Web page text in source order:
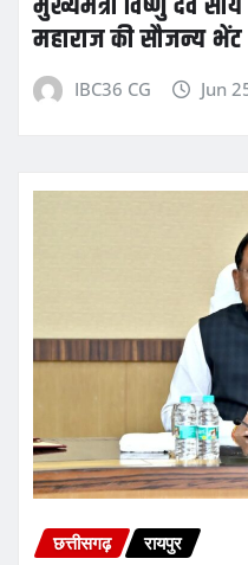
महाराज की सौजन्य भेंट
IBC36 CG Jun
छत्तीसगढ़ रायपुर